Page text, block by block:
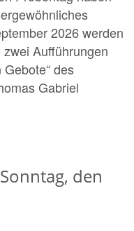
2026 werden
Aufführungen
des
Gabriel
den